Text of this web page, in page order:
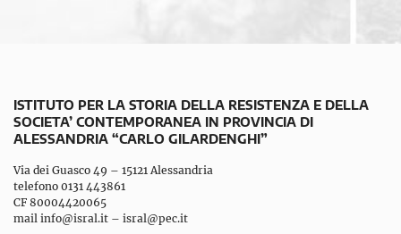
ISTITUTO PER LA STORIA DELLA RESISTENZA E DELLA
SOCIETA’ CONTEMPORANEA IN PROVINCIA DI
ALESSANDRIA “CARLO GILARDENGHI”
Via dei Guasco 49 – 15121 Alessandria
telefono 0131 443861
CF 80004420065
mail info@isral.it – isral@pec.it